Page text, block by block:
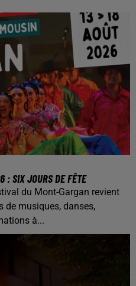
: SIX JOURS DE FÊTE
du Mont-Gargan revient
de musiques, danses,
à...